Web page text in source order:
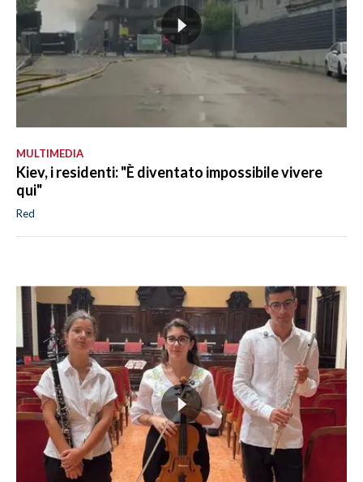
MULTIMEDIA
Kiev, i residenti: "È diventato impossibile vivere
qui"
Red